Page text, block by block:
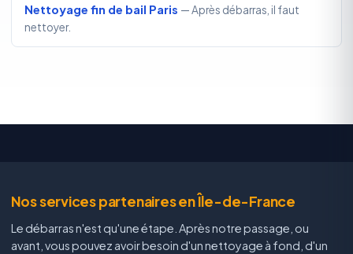
Nettoyage fin de bail Paris — Après débarras, il faut
nettoyer.
Nos services partenaires en Île-de-France
Le débarras n'est qu'une étape. Après notre passage, ou
avant, vous pouvez avoir besoin d'un nettoyage à fond, d'un